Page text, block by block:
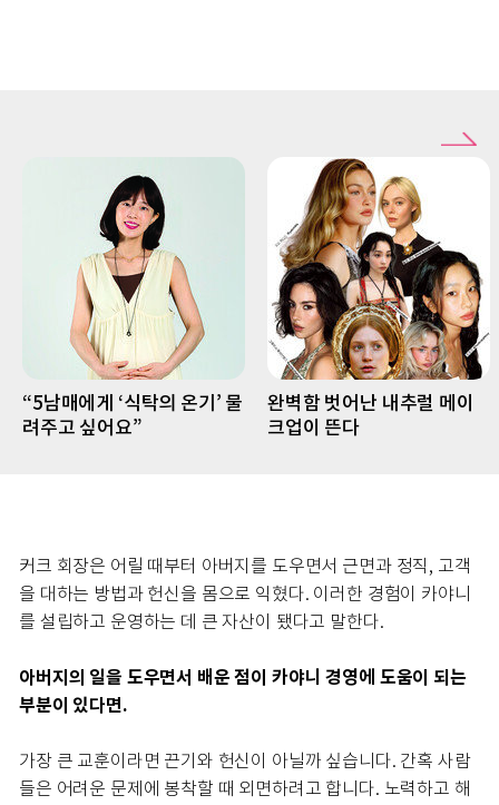
“5남매에게 ‘식탁의 온기’ 물
려주고 싶어요”
완벽함 벗어난 내추럴 메이
크업이 뜬다
커크 회장은 어릴 때부터 아버지를 도우면서 근면과 정직, 고객
을 대하는 방법과 헌신을 몸으로 익혔다. 이러한 경험이 카야니
를 설립하고 운영하는 데 큰 자산이 됐다고 말한다.
아버지의 일을 도우면서 배운 점이 카야니 경영에 도움이 되는
부분이 있다면.
가장 큰 교훈이라면 끈기와 헌신이 아닐까 싶습니다. 간혹 사람
들은 어려운 문제에 봉착할 때 외면하려고 합니다. 노력하고 해